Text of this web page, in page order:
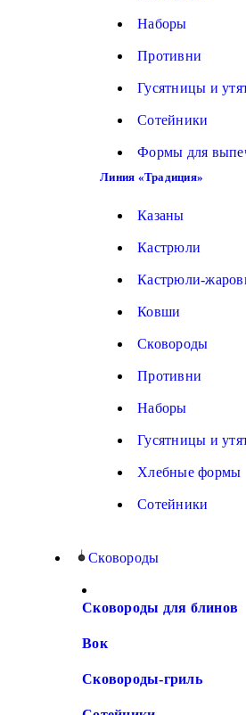
Наборы
Противни
Гусятницы и
Сотейники
Формы для
Линия «Традиция»
Казаны
Кастрюли
Кастрюли-
Ковши
Сковороды
Противни
Наборы
Гусятницы и
Хлебные формы
Сотейники
Сковороды
Сковороды для блинов
Вок
Сковороды-гриль